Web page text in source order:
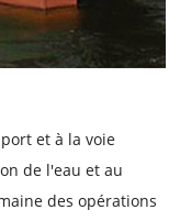
et à la voie
de l'eau et au
des opérations